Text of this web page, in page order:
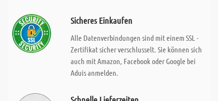
Sicheres Einkaufen
Alle Datenverbindungen sind mit einem SSL -
Zertifikat sicher verschlusselt. Sie können sich
auch mit Amazon, Facebook oder Google bei
Aduis anmelden.